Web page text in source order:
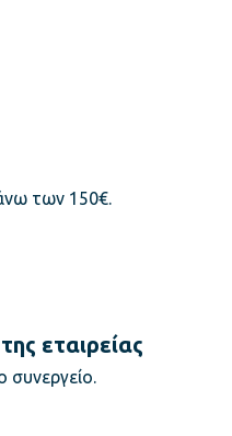
άνω των 150€.
εταιρείας
συνεργείο.